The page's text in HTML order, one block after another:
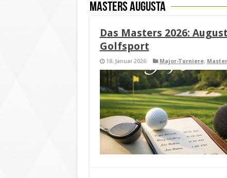
Masters Augusta
Das Masters 2026:
Golfsport
18. Januar 2026 Major-Turniere,